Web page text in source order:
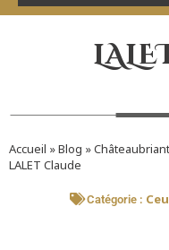
Accueil »Blog »Châteaubriant
LALET Claude
Catégorie :